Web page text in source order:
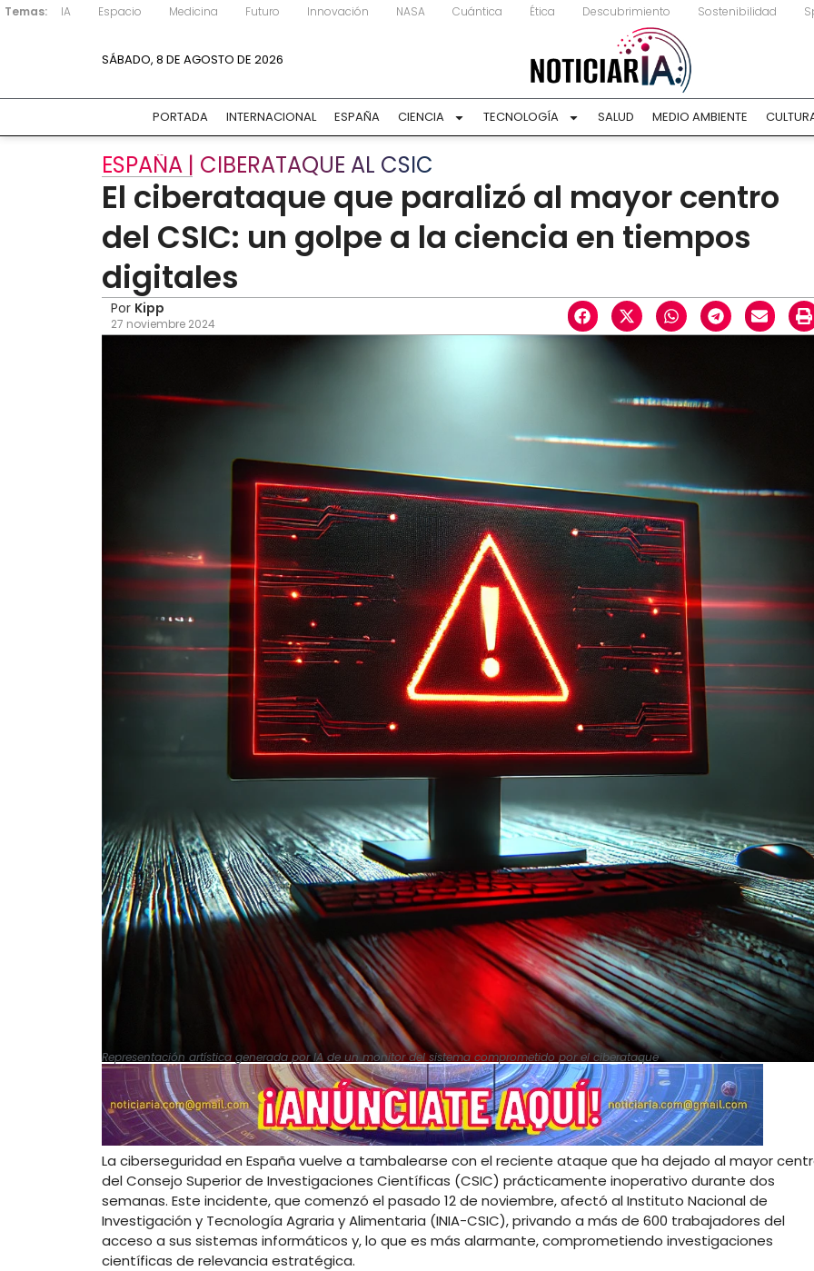
Temas: IA Espacio Medicina Futuro Innovación NASA Cuántica Ética Descubrimiento Sostenibilidad
SÁBADO, 8 DE AGOSTO DE 2026
PORTADA INTERNACIONAL ESPAÑA CIENCIA TECNOLOGÍA SALUD MEDIO AMBIENTE
ESPAÑA | CIBERATAQUE AL CSIC
El ciberataque que paralizó al mayor centro
del CSIC: un golpe a la ciencia en tiempos
digitales
Por Kipp
27 noviembre 2024
Representación artística generada por IA de un monitor del sistema comprometido por el ciberataque
La ciberseguridad en España vuelve a tambalearse con el reciente ataque que ha dejado al mayor
del Consejo Superior de Investigaciones Científicas (CSIC) prácticamente inoperativo durante dos
semanas. Este incidente, que comenzó el pasado 12 de noviembre, afectó al Instituto Nacional de
Investigación y Tecnología Agraria y Alimentaria (INIA-CSIC), privando a más de 600 trabajadores del
acceso a sus sistemas informáticos y, lo que es más alarmante, comprometiendo investigaciones
científicas de relevancia estratégica.